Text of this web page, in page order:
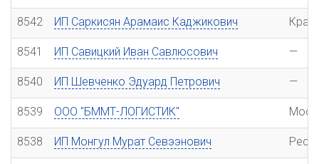
8542 ИП Саркисян Арамаис Каджикович
8541 ИП Савицкий Иван Савлюсович —
8540 ИП Шевченко Эдуард Петрович —
8539 ООО "БММТ-ЛОГИСТИК"
8538 ИП Монгул Мурат Севээнович